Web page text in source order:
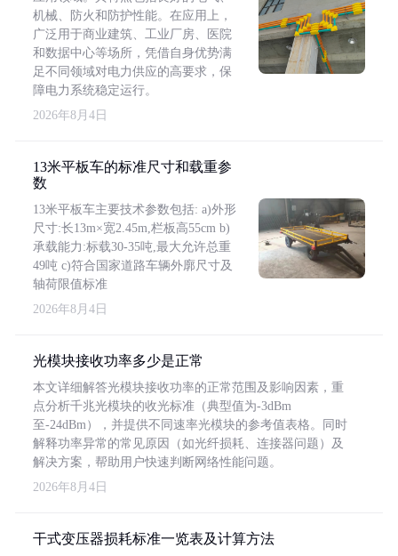
机械、防火和防护性能。在应用上，
广泛用于商业建筑、工业厂房、医院
和数据中心等场所，凭借自身优势满
足不同领域对电力供应的高要求，保
障电力系统稳定运行。
2026年8月4日
13米平板车的标准尺寸和载重参
数
13米平板车主要技术参数包括: a)外形
尺寸:长13m×宽2.45m,栏板高55cm b)
承载能力:标载30-35吨,最大允许总重
49吨 c)符合国家道路车辆外廓尺寸及
轴荷限值标准
2026年8月4日
光模块接收功率多少是正常
本文详细解答光模块接收功率的正常范围及影响因素，重
点分析千兆光模块的收光标准（典型值为-3dBm
至-24dBm），并提供不同速率光模块的参考值表格。同时
解释功率异常的常见原因（如光纤损耗、连接器问题）及
解决方案，帮助用户快速判断网络性能问题。
2026年8月4日
干式变压器损耗标准一览表及计算方法